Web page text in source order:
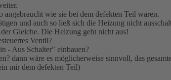
wie sie bei dem defekten Teil waren.
und auch so ließ sich die Heizung nicht
Gleiche. Die Heizung geht nicht aus!
Ventil?
- Aus Schalter" einbauen?
dann wäre es möglicherweise sinnvoll, das
mir dem defekten Teil)